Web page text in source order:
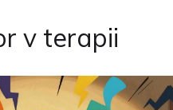
v terapii